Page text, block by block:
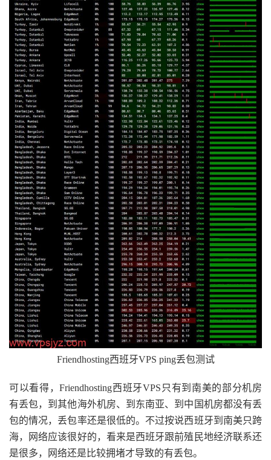
Friendhosting西班牙VPS ping丢包测试
可以看得，Friendhosting西班牙VPS只有到南美的部分机房
有丢包，到其他海外机房、到东南亚、到中国机房都没有丢
包的情况，丢包率还是很低的。不过按说西班牙到南美只跨
海，网络应该很好的，看来是西班牙跟前殖民地经济联系还
是很多，网络还是比较拥堵才导致的有丢包。